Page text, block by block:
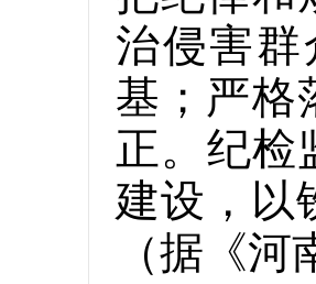
治侵害
基；严格
正。纪检
建设，以
（据《